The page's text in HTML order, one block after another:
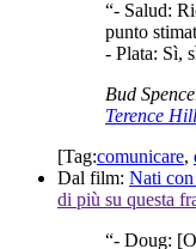
“- Salud:
punto
- Plata: Sì,
Bud
Terence Hill
[Tag:comunicare,
Dal film: Nati
di più su questa
“- Doug: